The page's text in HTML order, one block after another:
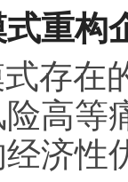
重构
存在
高等
济性